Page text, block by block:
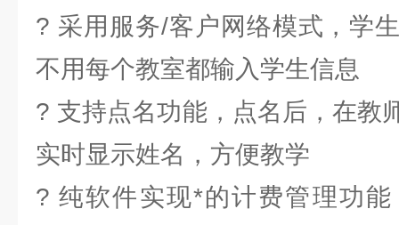
? 采用服务/客户网络模式，学
不用每个教室都输入学生信息
? 支持点名功能，点名后，在教
实时显示姓名，方便教学
? 纯软件实现*的计费管理功